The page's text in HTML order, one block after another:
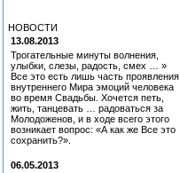
НОВОСТИ
13.08.2013
Трогательные минуты волнения,
улыбки, слезы, радость, смех … »
Все это есть лишь часть проявления
внутреннего Мира эмоций человека
во время Свадьбы. Хочется петь,
жить, танцевать … радоваться за
Молодоженов, и в ходе всего этого
возникает вопрос: «А как же Все это
сохранить?».
06.05.2013